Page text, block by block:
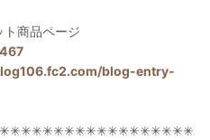
ト商品ページ
blog-entry-